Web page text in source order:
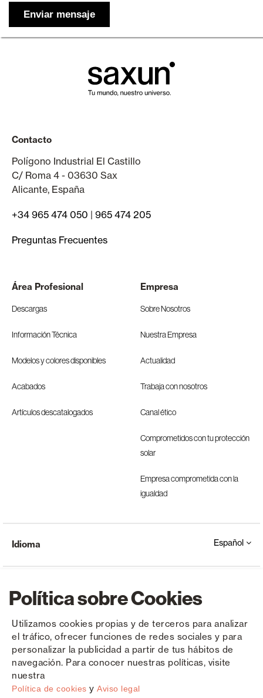
Política sobre Cookies
Utilizamos cookies propias y de terceros para analizar
el tráfico, ofrecer funciones de redes sociales y para
personalizar la publicidad a partir de tus hábitos de
navegación. Para conocer nuestras políticas, visite
nuestra
Política de cookies y Aviso legal
Contacto
Polígono Industrial El Castillo
C/ Roma 4 - 03630 Sax
Alicante, España
+34 965 474 050 | 965 474 205
Preguntas Frecuentes
Área Profesional
Descargas
Información Técnica
Modelos y colores disponibles
Acabados
Artículos descatalogados
Empresa
Sobre Nosotros
Nuestra Empresa
Actualidad
Trabaja con nosotros
Canal ético
Comprometidos con tu protección
solar
Empresa comprometida con la
igualdad
Copyright © Saxun 2023 - 2026 Política de privacidad Aviso legal Cookies
Idioma Español